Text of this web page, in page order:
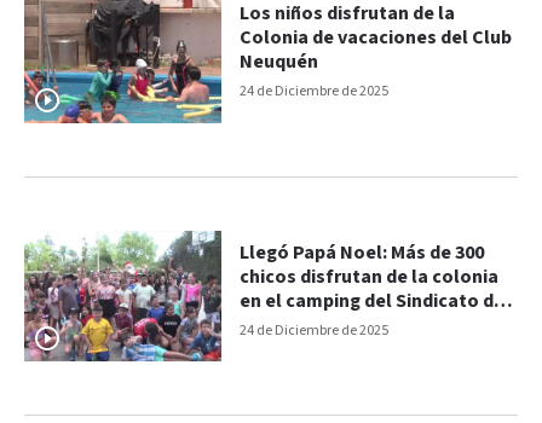
24 de Diciembre de 2025
Los niños disfrutan de la
Colonia de vacaciones del Club
Neuquén
24 de Diciembre de 2025
Llegó Papá Noel: Más de 300
chicos disfrutan de la colonia
en el camping del Sindicato de
Empleados de Comercio